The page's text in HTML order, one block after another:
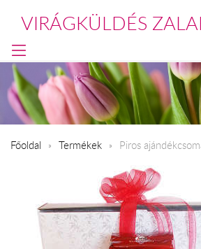
VIRÁGKÜLDÉS
Főoldal Termékek Piros